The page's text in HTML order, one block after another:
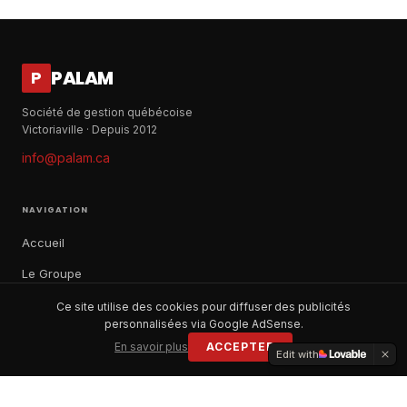
P PALAM
Société de gestion québécoise
Victoriaville · Depuis 2012
info@palam.ca
NAVIGATION
Accueil
Le Groupe
Notre histoire
Ce site utilise des cookies pour diffuser des publicités
personnalisées via Google AdSense.
En savoir plus
ACCEPTER
Edit with